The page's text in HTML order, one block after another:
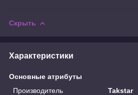
Скрыть
Характеристики
Основные атрибуты
Производитель
Takstar